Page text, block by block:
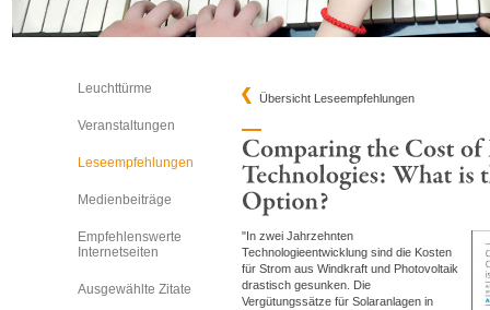
Leuchttürme
Veranstaltungen
Leseempfehlungen
Medienbeiträge
Empfehlenswerte
Internetseiten
Ausgewählte Zitate
Übersicht Leseempfehlungen
"In zwei Jahrzehnten
Technologieentwicklung sind die Kosten
für Strom aus Windkraft und Photovoltaik
drastisch gesunken. Die
Vergütungssätze für Solaranlagen in